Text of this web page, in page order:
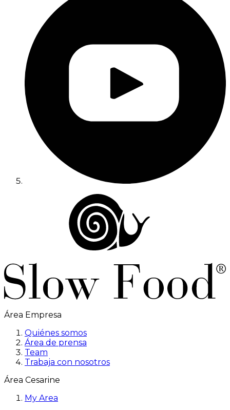
Área Empresa
Quiénes somos
Área de prensa
Team
Trabaja con nosotros
Área Cesarine
My Area